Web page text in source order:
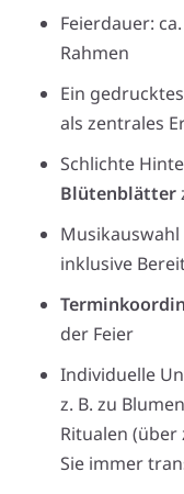
Feierdauer:
Rahmen
Ein
als zentrales
Schlichte
Blütenblätter
inklusive
der Feier
Individuelle
z. B. zu
Ritualen
Sie immer